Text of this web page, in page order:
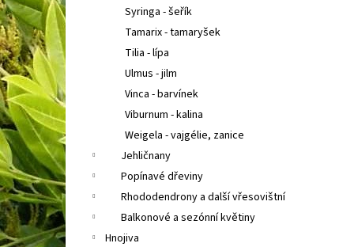
Syringa - šeřík
Tamarix - tamaryšek
Tilia - lípa
Ulmus - jilm
Vinca - barvínek
Viburnum - kalina
Weigela - vajgélie, zanice
Jehličnany
Popínavé dřeviny
Rhododendrony a další vřesovištní
Balkonové a sezónní květiny
Hnojiva